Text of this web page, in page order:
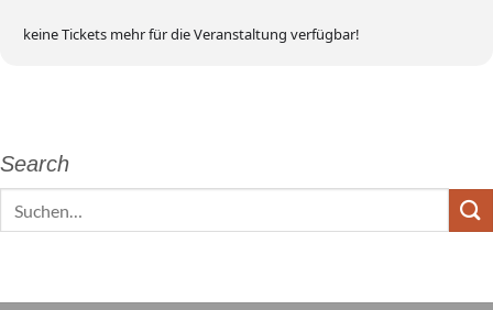
keine Tickets mehr für die Veranstaltung verfügbar!
Search